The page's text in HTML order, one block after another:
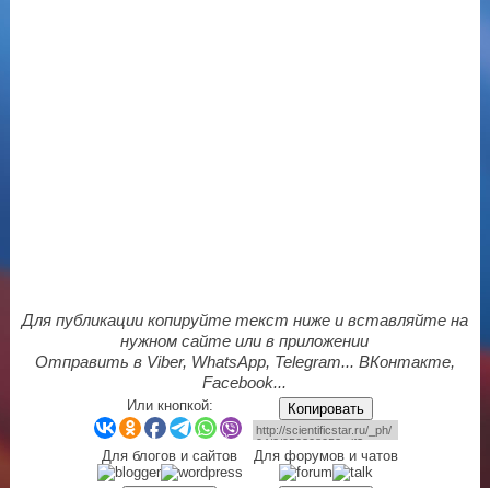
Для публикации копируйте текст ниже и вставляйте на
нужном сайте или в приложении
Отправить в Viber, WhatsApp, Telegram... ВКонтакте,
Facebook...
Или кнопкой: Копировать
Для блогов и сайтов Для форумов и чатов